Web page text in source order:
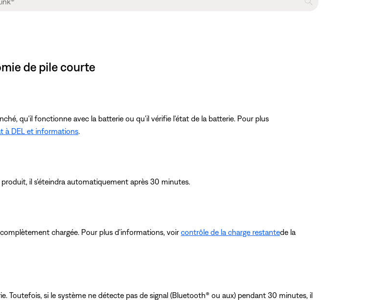
de pile courte
qu'il fonctionne avec la batterie ou qu'il vérifie l'état de la batterie. Pour plus
à DEL et informations
il s'éteindra automatiquement après 30 minutes.
chargée. Pour plus d'informations, voircontrôle de la charge restantede la
Toutefois, si le système ne détecte pas de signal (Bluetooth® ou aux) pendant 30 minutes, il